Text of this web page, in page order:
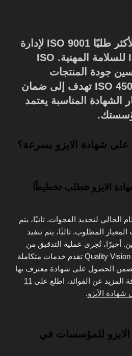
من بين الشهادات الأكثر طلبًا ISO 9001 لإدارة
الجودة وISO 45001 للسلامة المهنية. ISO
جودة المنتجات
والخدمات، بينما ISO 45001 تهدف إلى ضمان
الشهادة المناسبة يعتمد
شهادة الايزو بسرعة؟
الايزو تتطلب تخطيطًا
الحالي لتحديد الفجوات. ثانيًا، يتم
المطلوب. ثالثًا، يتم تنفيذ
أخيرًا، تُجرى عملية التدقيق من
قبل جهة منح الايزو. شركة Quality Vision تقدم خدمات متكاملة
يضمن الحصول على شهادة معترف بها
عن الفوائد، اطلع على 11
الأيزو.
للمؤسسات في